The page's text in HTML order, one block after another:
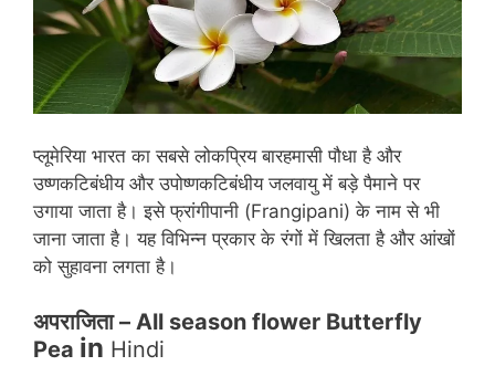
प्लूमेरिया भारत का सबसे लोकप्रिय बारहमासी पौधा है और
उष्णकटिबंधीय और उपोष्णकटिबंधीय जलवायु में बड़े पैमाने पर
उगाया जाता है। इसे फ्रांगीपानी (Frangipani) के नाम से भी
जाना जाता है। यह विभिन्न प्रकार के रंगों में खिलता है और आंखों
को सुहावना लगता है।
अपराजिता– All season flower Butterfly
Pea in Hindi